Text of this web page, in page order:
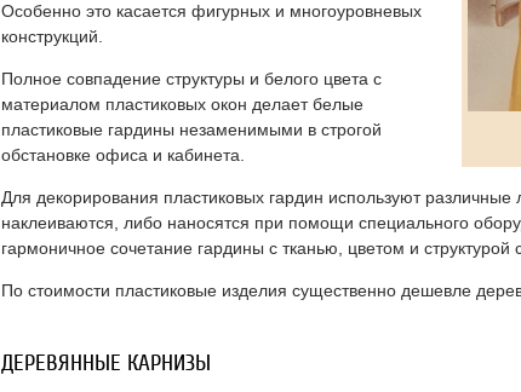
Особенно это касается фигурных и многоуровневых
конструкций.
Полное совпадение структуры и белого цвета с
материалом пластиковых окон делает белые
пластиковые гардины незаменимыми в строгой
обстановке офиса и кабинета.
Для декорирования пластиковых гардин используют
наклеиваются, либо наносятся при помощи специального
гармоничное сочетание гардины с тканью, цветом и структурой
По стоимости пластиковые изделия существенно дешевле
ДЕРЕВЯННЫЕ КАРНИЗЫ